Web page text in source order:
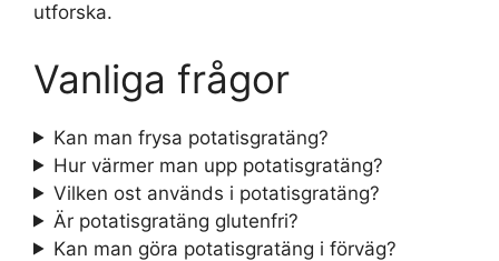
utforska.
Vanliga frågor
Kan man frysa potatisgratäng?
Hur värmer man upp potatisgratäng?
Vilken ost används i potatisgratäng?
Är potatisgratäng glutenfri?
Kan man göra potatisgratäng i förväg?